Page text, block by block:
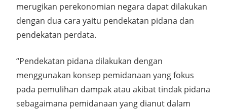
merugikan perekonomian negara dapat dilakukan
dengan dua cara yaitu pendekatan pidana dan
pendekatan perdata.
“Pendekatan pidana dilakukan dengan
menggunakan konsep pemidanaan yang fokus
pada pemulihan dampak atau akibat tindak pidana
sebagaimana pemidanaan yang dianut dalam